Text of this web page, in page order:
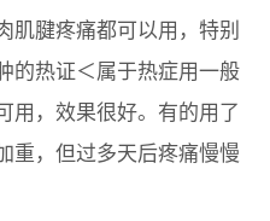
肌腱疼痛都可以用，特别
的热证＜属于热症用一般
用，效果很好。有的用了
重，但过多天后疼痛慢慢